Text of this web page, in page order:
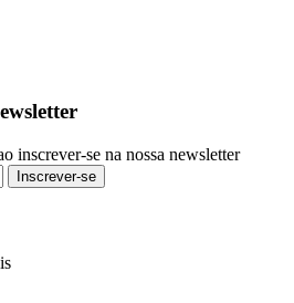
inscrever-se na nossa newsletter
Inscrever-se